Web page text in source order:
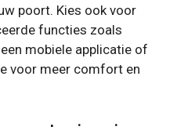
poort. Kies ook voor
functies zoals
mobiele applicatie of
voor meer comfort en